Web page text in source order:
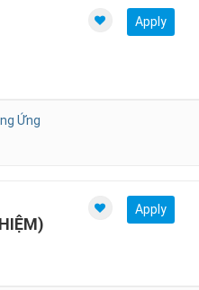
Apply
Ứng
Apply